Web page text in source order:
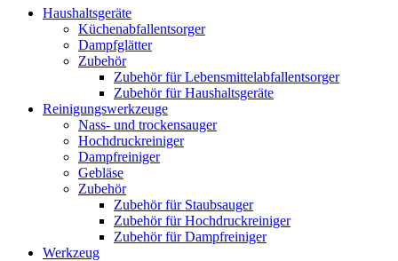
Haushaltsgeräte
Küchenabfallentsorger
Dampfglätter
Zubehör
Zubehör für Lebensmittelabfallentsorger
Zubehör für Haushaltsgeräte
Reinigungswerkzeuge
Nass- und trockensauger
Hochdruckreiniger
Dampfreiniger
Gebläse
Zubehör
Zubehör für Staubsauger
Zubehör für Hochdruckreiniger
Zubehör für Dampfreiniger
Werkzeug